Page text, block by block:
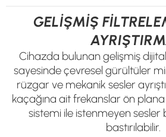
GELİŞMİŞ
Cihazda bulunan gelişmiş
sayesinde çevresel gürültüler
rüzgar ve mekanik sesler
kaçağına ait frekanslar ön plana
sistemi ile istenmeyen sesler
bastırılabilir.